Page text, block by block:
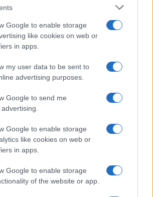
Google to enable storage
like cookies on web or
in apps.
my user data to be sent to
advertising purposes.
Google to send me
Google to enable storage
like cookies on web or
in apps.
Google to enable storage
of the website or app.